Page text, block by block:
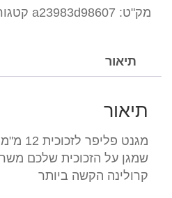
פליפר
מ"מ
מק"ט: a23983d98607
תיאור
תיאור
מגנט
שמגן על הזכוכית שלכם
קרולינה הקשה ביותר